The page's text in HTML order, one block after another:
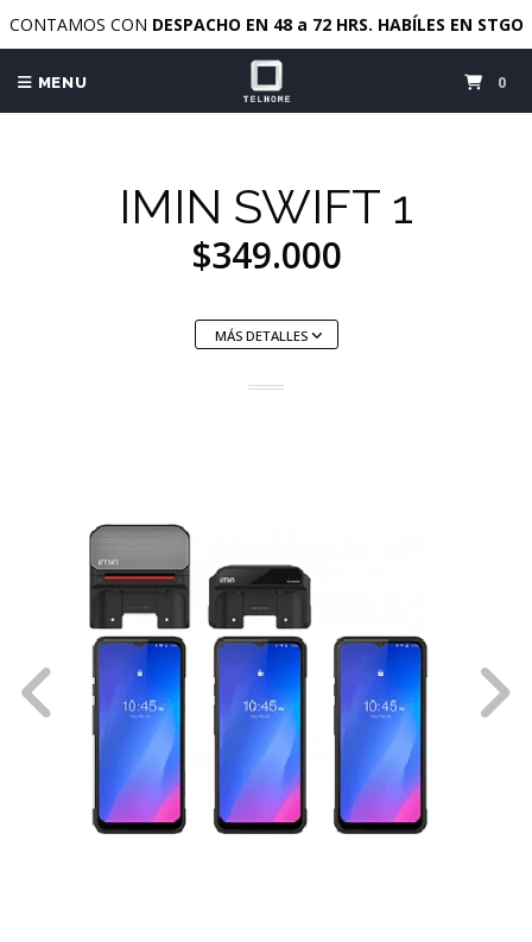
CONTAMOS CON DESPACHO EN 48 a 72 HRS. HABÍLES EN STGO
MENU 0
IMIN SWIFT 1
$349.000
MÁS DETALLES